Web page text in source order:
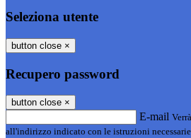
Seleziona utente
button close ×
Recupero password
button close ×
E-mail
all'indirizzo indicato con le istruzioni